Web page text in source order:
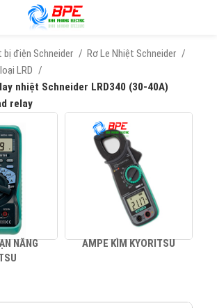
bị điện Schneider
Rơ Le Nhiệt Schneider
LRD
nhiệt Schneider LRD340 (30-40A)
relay
NĂNG
AMPE KÌM KYORITSU